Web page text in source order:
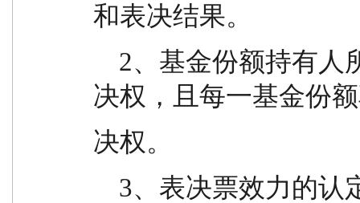
和表决结果。
决权，且每一基金份
决权。
3、表决票效力的